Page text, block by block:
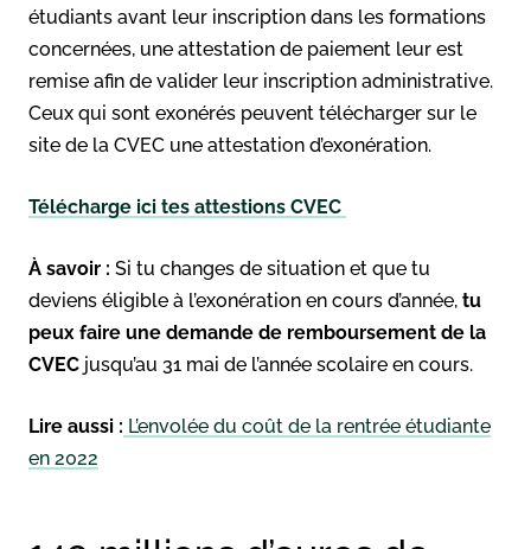
étudiants avant leur inscription dans les formations
concernées, une attestation de paiement leur est
remise afin de valider leur inscription administrative.
Ceux qui sont exonérés peuvent télécharger sur le
site de la CVEC une attestation d’exonération.
Télécharge ici tes attestions CVEC
À savoir : Si tu changes de situation et que tu
deviens éligible à l’exonération en cours d’année, tu
peux faire une demande de remboursement de la
CVEC jusqu’au 31 mai de l’année scolaire en cours.
Lire aussi : L’envolée du coût de la rentrée étudiante
en 2022